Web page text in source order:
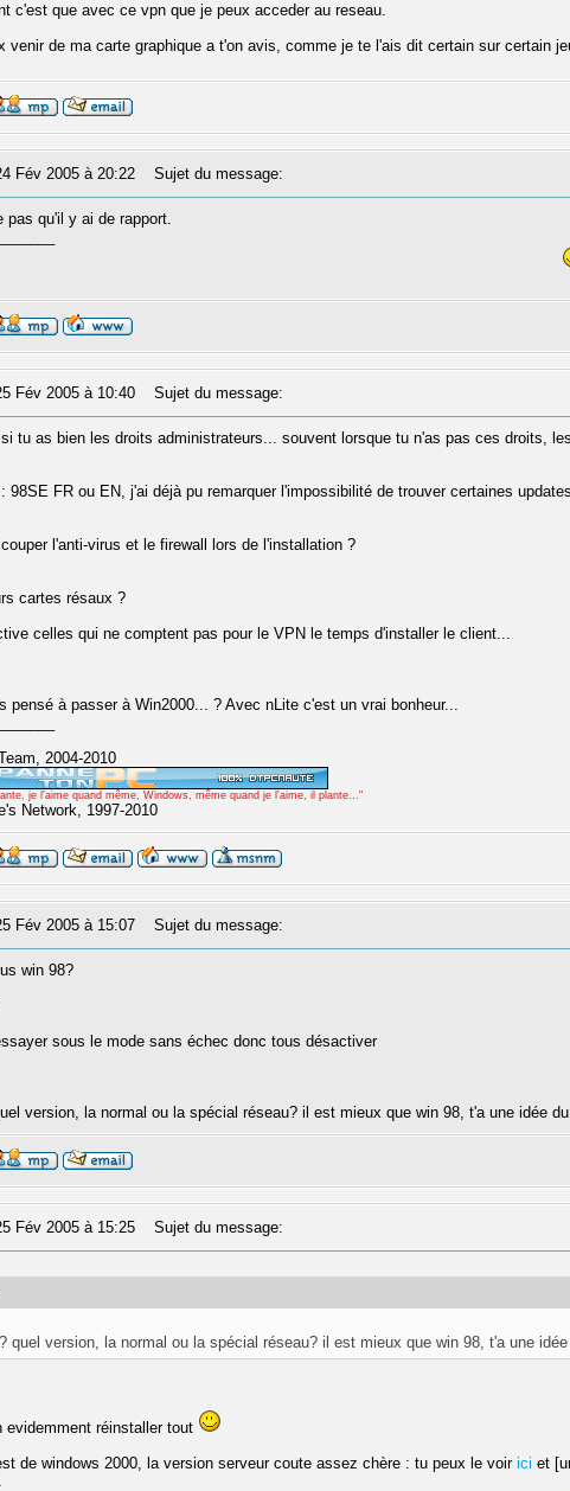
c'est que avec ce vpn que je peux acceder au reseau.
venir de ma carte graphique a t'on avis, comme je te l'ais dit certain sur certain
Fév 2005 à 20:22 Sujet du message:
pas qu'il y ai de rapport.
Fév 2005 à 10:40 Sujet du message:
tu as bien les droits administrateurs... souvent lorsque tu n'as pas ces droits,
98SE FR ou EN, j'ai déjà pu remarquer l'impossibilité de trouver certaines
l'anti-virus et le firewall lors de l'installation ?
cartes résaux ?
celles qui ne comptent pas pour le VPN le temps d'installer le client...
pensé à passer à Win2000... ? Avec nLite c'est un vrai bonheur...
2004-2010
je l'aime quand même, Windows, même quand je l'aime, il plante..."
Network, 1997-2010
Fév 2005 à 15:07 Sujet du message:
win 98?
sous le mode sans échec donc tous désactiver
version, la normal ou la spécial réseau? il est mieux que win 98, t'a une idée
Fév 2005 à 15:25 Sujet du message:
quel version, la normal ou la spécial réseau? il est mieux que win 98, t'a une
evidemment réinstaller tout
de windows 2000, la version serveur coute assez chère : tu peux le voirici et